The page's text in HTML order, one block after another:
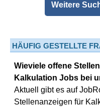
Weitere
HÄUFIG GESTELLTE
Wieviele offene
Kalkulation Jobs bei
Aktuell gibt es auf
Stellenanzeigen für